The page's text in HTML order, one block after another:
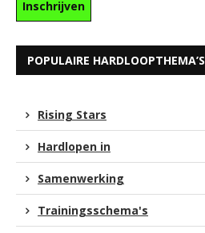
POPULAIRE HARDLOOPTHEMA’S
Rising Stars
Hardlopen in
Samenwerking
Trainingsschema's